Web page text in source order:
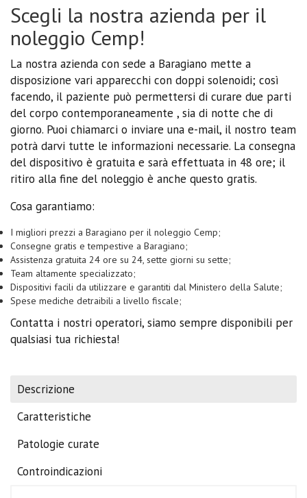
Scegli la nostra azienda per il
noleggio Cemp!
La nostra azienda con sede a Baragiano mette a
disposizione vari apparecchi con doppi solenoidi; così
facendo, il paziente può permettersi di curare due parti
del corpo contemporaneamente , sia di notte che di
giorno. Puoi chiamarci o inviare una e-mail, il nostro team
potrà darvi tutte le informazioni necessarie. La consegna
del dispositivo è gratuita e sarà effettuata in 48 ore; il
ritiro alla fine del noleggio è anche questo gratis.
Cosa garantiamo:
I migliori prezzi a Baragiano per il noleggio Cemp;
Consegne gratis e tempestive a Baragiano;
Assistenza gratuita 24 ore su 24, sette giorni su sette;
Team altamente specializzato;
Dispositivi facili da utilizzare e garantiti dal Ministero della Salute;
Spese mediche detraibili a livello fiscale;
Contatta i nostri operatori, siamo sempre disponibili per
qualsiasi tua richiesta!
Descrizione
Caratteristiche
Patologie curate
Controindicazioni